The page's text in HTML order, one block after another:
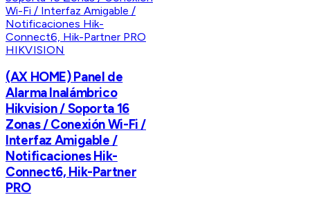
HIKVISION
(AX HOME) Panel de
Alarma Inalámbrico
Hikvision / Soporta 16
Zonas / Conexión Wi-Fi /
Interfaz Amigable /
Notificaciones Hik-
Connect6, Hik-Partner
PRO